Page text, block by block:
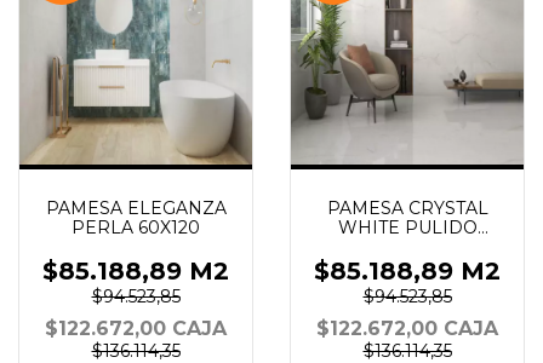
PAMESA ELEGANZA
PERLA 60X120
$85.188,89 M2
$94.523,85
$122.672,00 CAJA
$136.114,35
PAMESA CRYSTAL
WHITE PULIDO
$85.188,89 M2
$94.523,85
$122.672,00 CAJA
$136.114,35